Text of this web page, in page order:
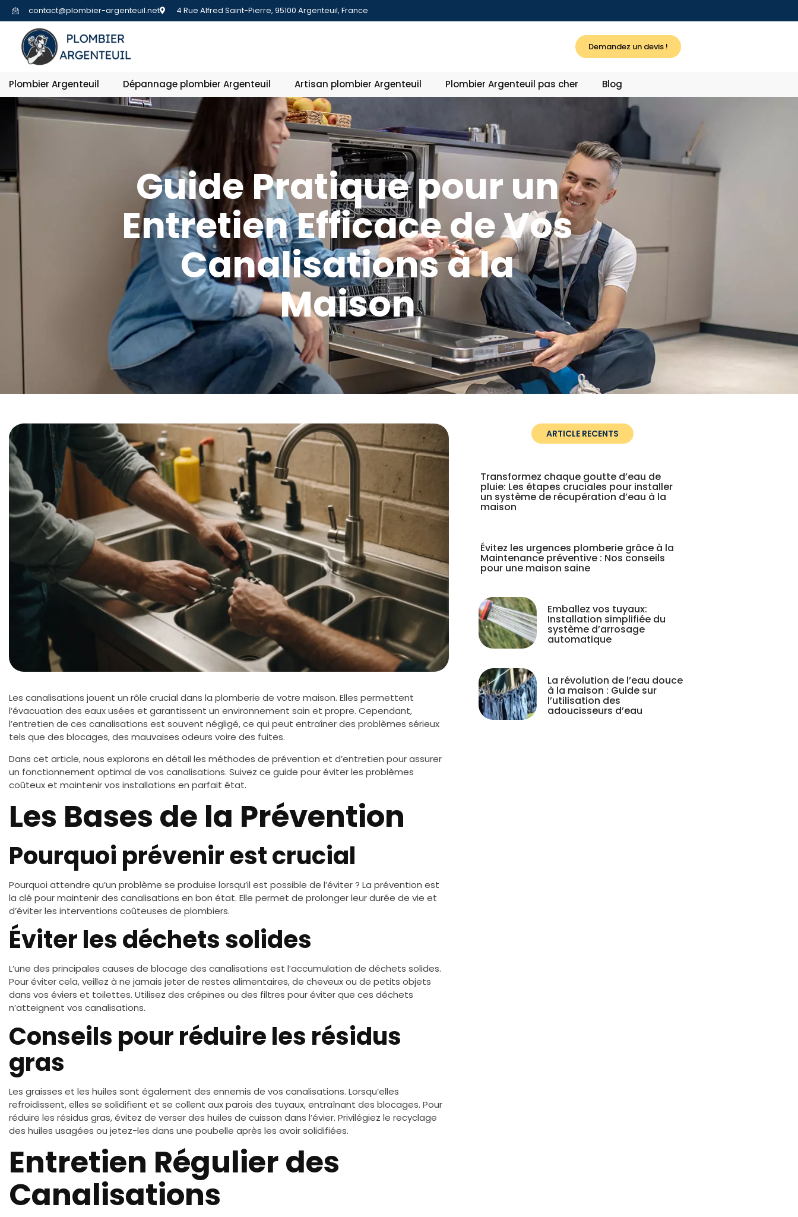
contact@plombier-argenteuil.net 4 Rue Alfred Saint-Pierre, 95100 Argenteuil, France
Demandez un devis !
Plombier Argenteuil Dépannage plombier Argenteuil Artisan plombier Argenteuil Plombier Argenteuil pas cher Blog
Guide Pratique pour un
Entretien Efficace de Vos
Canalisations à la
Maison
Les canalisations jouent un rôle crucial dans la plomberie de votre maison. Elles permettent
l’évacuation des eaux usées et garantissent un environnement sain et propre. Cependant,
l’entretien de ces canalisations est souvent négligé, ce qui peut entraîner des problèmes sérieux
tels que des blocages, des mauvaises odeurs voire des fuites.
Dans cet article, nous explorons en détail les méthodes de prévention et d’entretien pour assurer
un fonctionnement optimal de vos canalisations. Suivez ce guide pour éviter les problèmes
coûteux et maintenir vos installations en parfait état.
Les Bases de la Prévention
Pourquoi prévenir est crucial
Pourquoi attendre qu’un problème se produise lorsqu’il est possible de l’éviter ? La prévention est
la clé pour maintenir des canalisations en bon état. Elle permet de prolonger leur durée de vie et
d’éviter les interventions coûteuses de plombiers.
Éviter les déchets solides
L’une des principales causes de blocage des canalisations est l’accumulation de déchets solides.
Pour éviter cela, veillez à ne jamais jeter de restes alimentaires, de cheveux ou de petits objets
dans vos éviers et toilettes. Utilisez des crépines ou des filtres pour éviter que ces déchets
n’atteignent vos canalisations.
Conseils pour réduire les résidus
gras
Les graisses et les huiles sont également des ennemis de vos canalisations. Lorsqu’elles
refroidissent, elles se solidifient et se collent aux parois des tuyaux, entraînant des blocages. Pour
réduire les résidus gras, évitez de verser des huiles de cuisson dans l’évier. Privilégiez le recyclage
des huiles usagées ou jetez-les dans une poubelle après les avoir solidifiées.
Entretien Régulier des
Canalisations
ARTICLE RECENTS
Transformez chaque goutte d’eau de
pluie: Les étapes cruciales pour installer
un système de récupération d’eau à la
maison
Évitez les urgences plomberie grâce à la
Maintenance préventive : Nos conseils
pour une maison saine
Emballez vos tuyaux:
Installation simplifiée du
système d’arrosage
automatique
La révolution de l’eau douce
à la maison : Guide sur
l’utilisation des
adoucisseurs d’eau